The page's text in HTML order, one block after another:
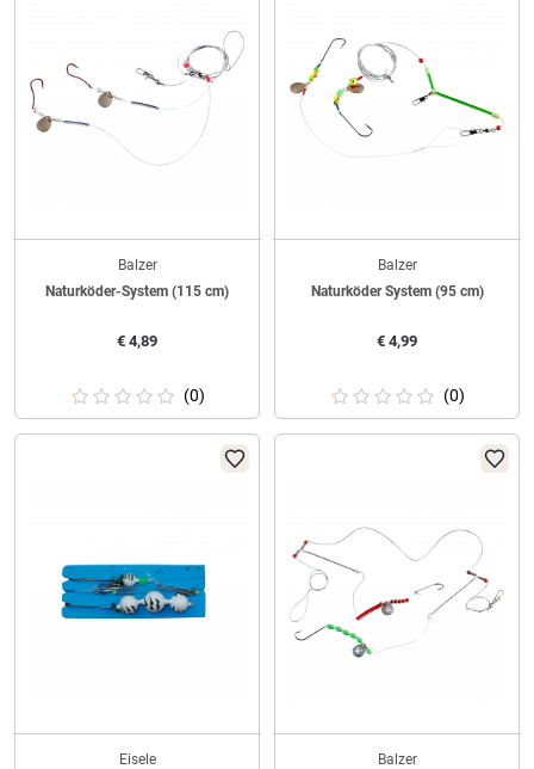
Balzer
Naturköder-System (115 cm)
€ 4,89
(0)
Balzer
Naturköder System (95 cm)
€ 4,99
(0)
Eisele
Balzer